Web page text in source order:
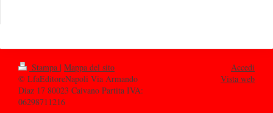
Stampa | Mappa del sito
© LfaEditoreNapoli Via Armando
Diaz 17 80023 Caivano Partita IVA:
06298711216
Accedi
Vista web